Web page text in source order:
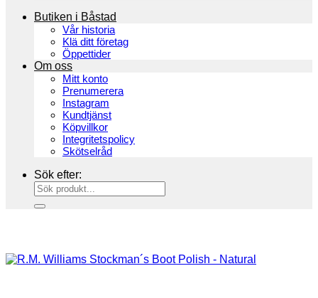
Butiken i Båstad
Vår historia
Klä ditt företag
Öppettider
Om oss
Mitt konto
Prenumerera
Instagram
Kundtjänst
Köpvillkor
Integritetspolicy
Skötselråd
Sök efter: